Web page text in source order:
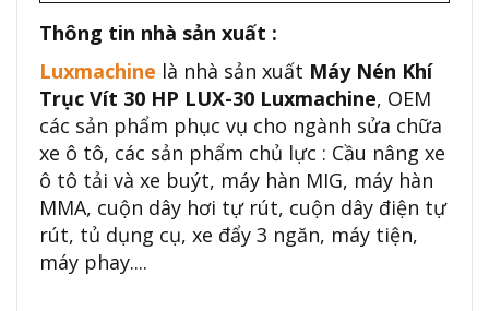
Thông tin nhà sản xuất :
Luxmachine là nhà sản xuất Máy Nén Khí
Trục Vít 30 HP LUX-30 Luxmachine, OEM
các sản phẩm phục vụ cho ngành sửa chữa
xe ô tô, các sản phẩm chủ lực : Cầu nâng xe
ô tô tải và xe buýt, máy hàn MIG, máy hàn
MMA, cuộn dây hơi tự rút, cuộn dây điện tự
rút, tủ dụng cụ, xe đẩy 3 ngăn, máy tiện,
máy phay....